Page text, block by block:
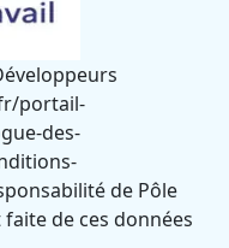
portail-
des-
de Pôle
de ces données